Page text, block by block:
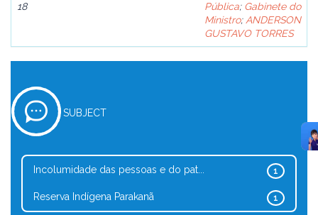
18
Pública; Gabinete do
Ministro; ANDERSON
GUSTAVO TORRES
SUBJECT
1
Incolumidade das pessoas e do pat...
1
Reserva Indígena Parakanã